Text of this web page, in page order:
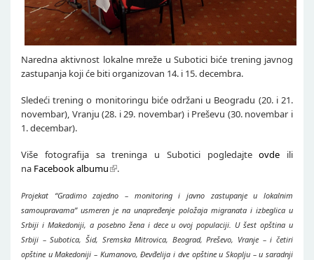
Naredna aktivnost lokalne mreže u Subotici biće trening javnog
zastupanja koji će biti organizovan 14. i 15. decembra.
Sledeći trening o monitoringu biće održani u Beogradu (20. i 21.
novembar), Vranju (28. i 29. novembar) i Preševu (30. novembar i
1. decembar).
Više fotografija sa treninga u Subotici pogledajteovde ili
na Facebook albumu .
Projekat “Gradimo zajedno – monitoring i javno zastupanje u lokalnim
samoupravama” usmeren je na unapređenje položaja migranata i izbeglica u
Srbiji i Makedoniji, a posebno žena i dece u ovoj populaciji. U šest opština u
Srbiji – Subotica, Šid, Sremska Mitrovica, Beograd, Preševo, Vranje – i četiri
opštine u Makedoniji – Kumanovo, Đevđelija i dve opštine u Skoplju – u saradnji